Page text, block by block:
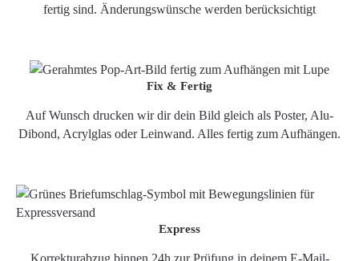
fertig sind. Änderungswünsche werden berücksichtigt
Fix & Fertig
Auf Wunsch drucken wir dir dein Bild gleich als Poster, Alu-
Dibond, Acrylglas oder Leinwand. Alles fertig zum Aufhängen.
Express
Korrekturabzug binnen 24h zur Prüfung in deinem E-Mail-